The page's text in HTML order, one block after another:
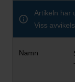
Artikeln har
Viss